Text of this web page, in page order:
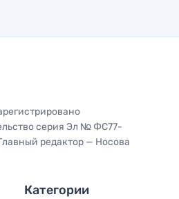
серия Эл № ФС77-
редактор — Носова
Категории